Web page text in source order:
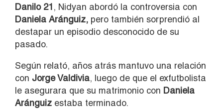
Danilo 21, Nidyan abordó la controversia con
Daniela Aránguiz, pero también sorprendió al
destapar un episodio desconocido de su
pasado.
Según relató, años atrás mantuvo una relación
con Jorge Valdivia, luego de que el exfutbolista
le asegurara que su matrimonio con Daniela
Aránguiz estaba terminado.